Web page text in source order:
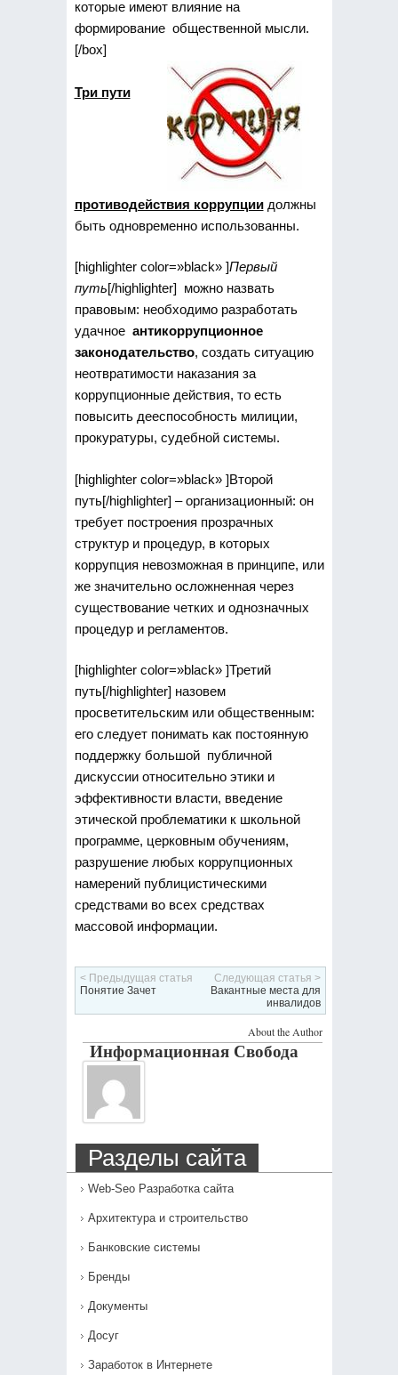
которые имеют влияние на
формирование общественной мысли.
[/box]
Три пути
противодействия коррупциидолжны
быть одновременно использованны.
[highlighter color=»black» ]Первый
путь[/highlighter] можно назвать
правовым: необходимо разработать
удачное антикоррупционное
законодательство, создать ситуацию
неотвратимости наказания за
коррупционные действия, то есть
повысить дееспособность милиции,
прокуратуры, судебной системы.
[highlighter color=»black» ]Второй
путь[/highlighter] – организационный: он
требует построения прозрачных
структур и процедур, в которых
коррупция невозможная в принципе, или
же значительно осложненная через
существование четких и однозначных
процедур и регламентов.
[highlighter color=»black» ]Третий
путь[/highlighter] назовем
просветительским или общественным:
его следует понимать как постоянную
поддержку большой публичной
дискуссии относительно этики и
эффективности власти, введение
этической проблематики к школьной
программе, церковным обучениям,
разрушение любых коррупционных
намерений публицистическими
средствами во всех средствах
массовой информации.
< Предыдущая статья
Понятие Зачет
Следующая статья >
Вакантные места для
инвалидов
About the Author
Информационная Свобода
Разделы сайта
Web-Seo Разработка сайта
Архитектура и строительство
Банковские системы
Бренды
Документы
Досуг
Заработок в Интернете